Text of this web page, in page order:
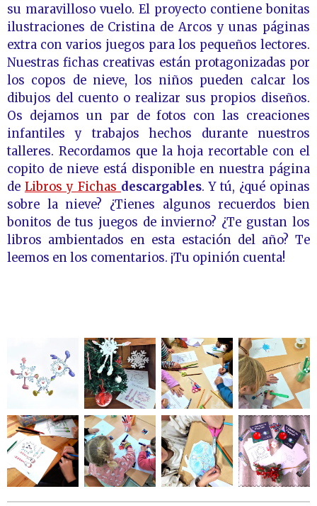
su maravilloso vuelo. El proyecto contiene bonitas
ilustraciones de Cristina de Arcos y unas páginas
extra con varios juegos para los pequeños lectores.
Nuestras fichas creativas están protagonizadas por
los copos de nieve, los niños pueden calcar los
dibujos del cuento o realizar sus propios diseños.
Os dejamos un par de fotos con las creaciones
infantiles y trabajos hechos durante nuestros
talleres. Recordamos que la hoja recortable con el
copito de nieve está disponible en nuestra página
de Libros y Fichas descargables. Y tú, ¿qué opinas
sobre la nieve? ¿Tienes algunos recuerdos bien
bonitos de tus juegos de invierno? ¿Te gustan los
libros ambientados en esta estación del año? Te
leemos en los comentarios. ¡Tu opinión cuenta!